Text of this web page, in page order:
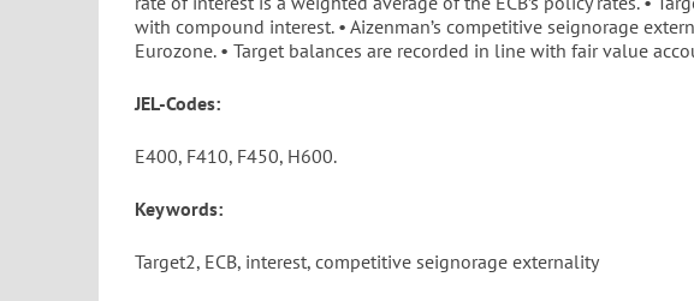
with compound interest. • Aizenman’s competitive seignorage
Eurozone. • Target balances are recorded in line with fair value
JEL-Codes:
E400, F410, F450, H600.
Keywords:
Target2, ECB, interest, competitive seignorage externality